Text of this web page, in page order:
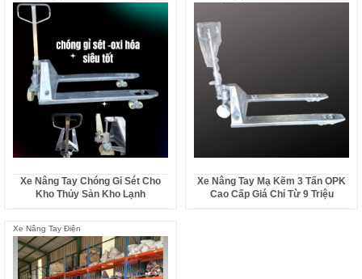
Xe Nâng Tay Chóng Gỉ Sét Cho
Kho Thủy Sản Kho Lạnh
Xe Nâng Tay Mạ Kẽm 3 Tấn OPK
Cao Cấp Giá Chỉ Từ 9 Triệu
Xe Nâng Tay Điện